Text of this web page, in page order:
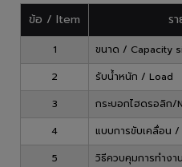
ข้อ / Item ร
1
ขนาด / Capacity
2
รับน้ำหนัก / Load
3
กระบอกไฮดรอลิก/
4
แบบการขับเคลื่อน
5
วิธีควบคุมการทำง